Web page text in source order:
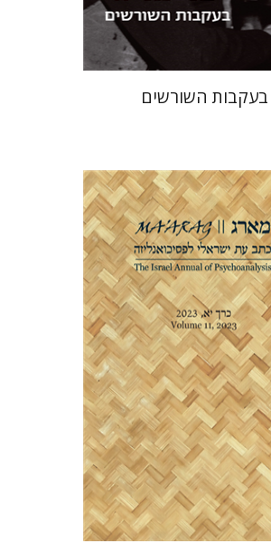
$42
$38
בעקבות השורשים
דנה אמיר
הנחת אתר ספר מודפס
$42
$38